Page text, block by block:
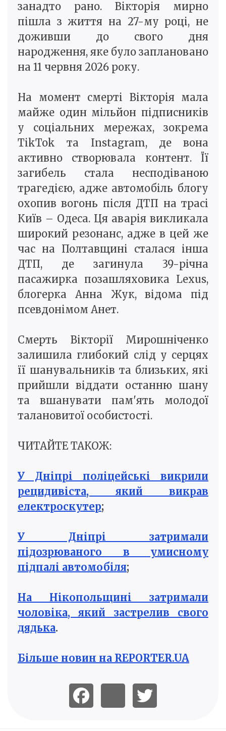
занадто рано. Вікторія мирно
пішла з життя на 27-му році, не
доживши до свого дня
народження, яке було заплановано
на 11 червня 2026 року.
На момент смерті Вікторія мала
майже один мільйон підписників
у соціальних мережах, зокрема
TikTok та Instagram, де вона
активно створювала контент. Її
загибель стала несподіваною
трагедією, адже автомобіль блогу
охопив вогонь після ДТП на трасі
Київ – Одеса. Ця аварія викликала
широкий резонанс, адже в цей же
час на Полтавщині сталася інша
ДТП, де загинула 39-річна
пасажирка позашляховика Lexus,
блогерка Анна Жук, відома під
псевдонімом Анет.
Смерть Вікторії Мирошніченко
залишила глибокий слід у серцях
її шанувальників та близьких, які
прийшли віддати останню шану
та вшанувати пам'ять молодої
талановитої особистості.
ЧИТАЙТЕ ТАКОЖ:
У Дніпрі поліцейські викрили
рецидивіста, який викрав
електроскутер;
У Дніпрі затримали
підозрюваного в умисному
підпалі автомобіля;
На Нікопольщині затримали
чоловіка, який застрелив свого
дядька.
Більше новин на REPORTER.UA